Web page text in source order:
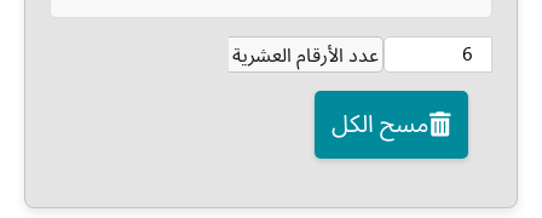
عدد الأرقام العشرية
مسح الكل